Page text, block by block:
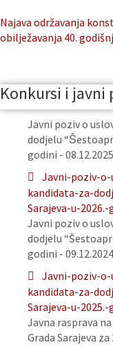
Najava održavanja
obilježavanja 40.
Konkursi i javni
Javni poziv o
dodjelu
godini -
Javni-poziv-
kandidata-za-
Sarajeva-u-
Javni poziv o
dodjelu
godini -
Javni-poziv-
kandidata-za-
Sarajeva-u-
Javna rasprava
Grada Sarajeva za